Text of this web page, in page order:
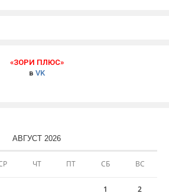
«ЗОРИ ПЛЮС»
в VK
АВГУСТ 2026
ЧТ ПТ СБ ВС
1 2